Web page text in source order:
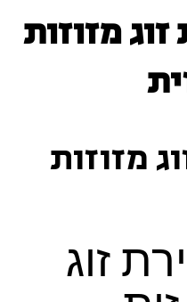
מזוזות
מזוזות
זוג